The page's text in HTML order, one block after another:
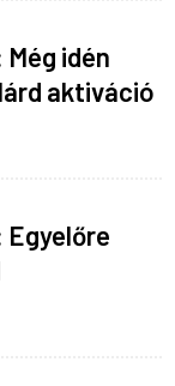
Még idén
aktiváció
Egyelőre